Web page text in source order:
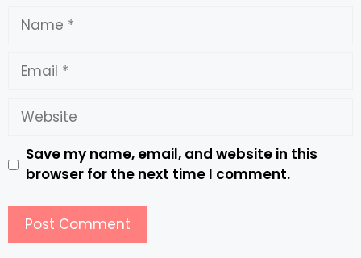
Save my name, email, and website in this
browser for the next time I comment.